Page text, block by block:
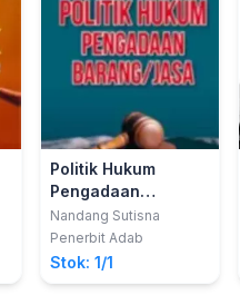
Politik Hukum
Pengadaan
Barang/Jasa
Nandang Sutisna
Penerbit Adab
Stok: 1/1